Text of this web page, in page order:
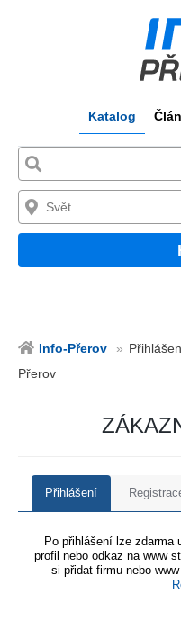
Katalog
Info-Přerov
Přerov
Přihlášení
Po přihlášení lze zdarma
profil nebo odkaz na www
si přidat firmu nebo